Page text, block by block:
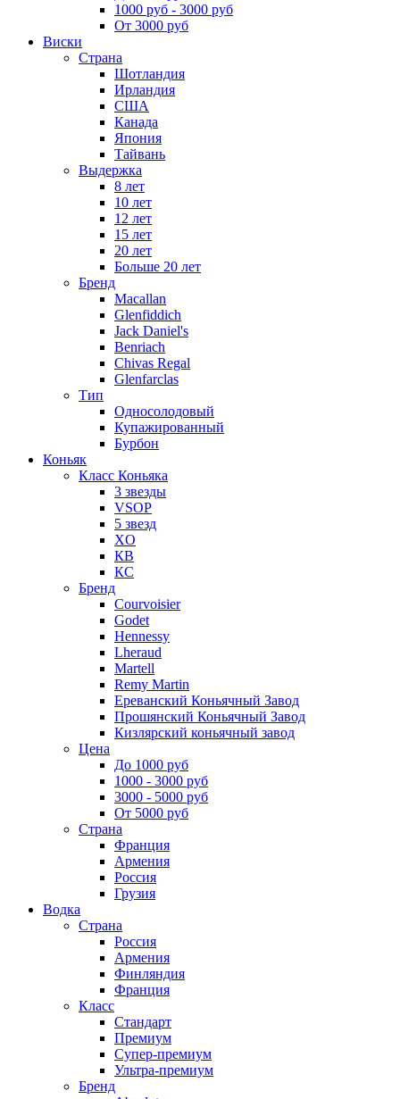
1000 руб - 3000 руб
От 3000 руб
Виски
Страна
Шотландия
Ирландия
США
Канада
Япония
Тайвань
Выдержка
8 лет
10 лет
12 лет
15 лет
20 лет
Больше 20 лет
Бренд
Macallan
Glenfiddich
Jack Daniel's
Benriach
Chivas Regal
Glenfarclas
Тип
Односолодовый
Купажированный
Бурбон
Коньяк
Класс Коньяка
3 звезды
VSOP
5 звезд
XO
КВ
КС
Бренд
Courvoisier
Godet
Hennessy
Lheraud
Martell
Remy Martin
Ереванский Коньячный Завод
Прошянский Коньячный Завод
Кизлярский коньячный завод
Цена
До 1000 руб
1000 - 3000 руб
3000 - 5000 руб
От 5000 руб
Страна
Франция
Армения
Россия
Грузия
Водка
Страна
Россия
Армения
Финляндия
Франция
Класс
Стандарт
Премиум
Супер-премиум
Ультра-премиум
Бренд